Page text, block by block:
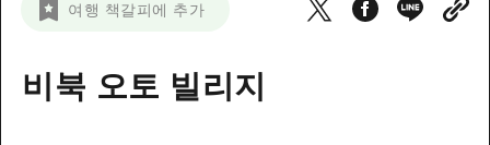
기준
미야지마(宮島) 주변
빠른 여행
야마구치(山口)현 동부
시마네(島根)현
히로시마 OMOTENASHI 패스
여행 책갈피에 추가
비북 오토 빌리지